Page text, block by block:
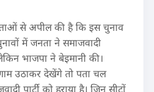
से अपील की है कि इस चुनाव
में जनता ने समाजवादी
भाजपा ने बेइमानी की।
उठाकर देखेंगे तो पता चल
पार्टी को हराया है। जिन सीटों